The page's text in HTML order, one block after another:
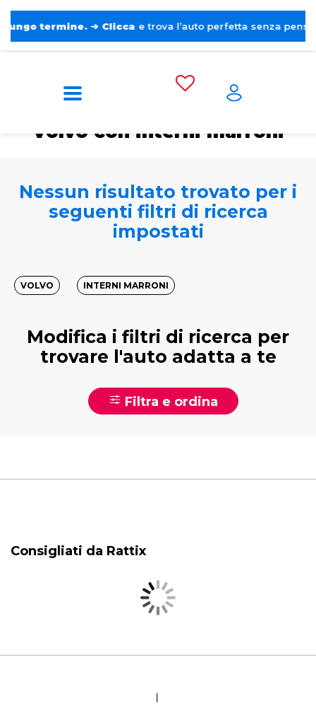
termine. ➔ Clicca e trova l’auto perfetta senza pensieri. ❤️
Con interni marroni
Volvo con interni marroni
Nessun risultato trovato per i
seguenti filtri di ricerca
impostati
VOLVO INTERNI MARRONI
Modifica i filtri di ricerca per
trovare l'auto adatta a te
Filtra e ordina
Consigliati da Rattix